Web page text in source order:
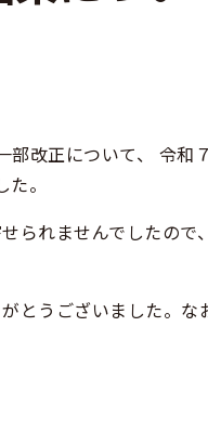
改正について、 令和
。
られませんでしたので
とうございました。